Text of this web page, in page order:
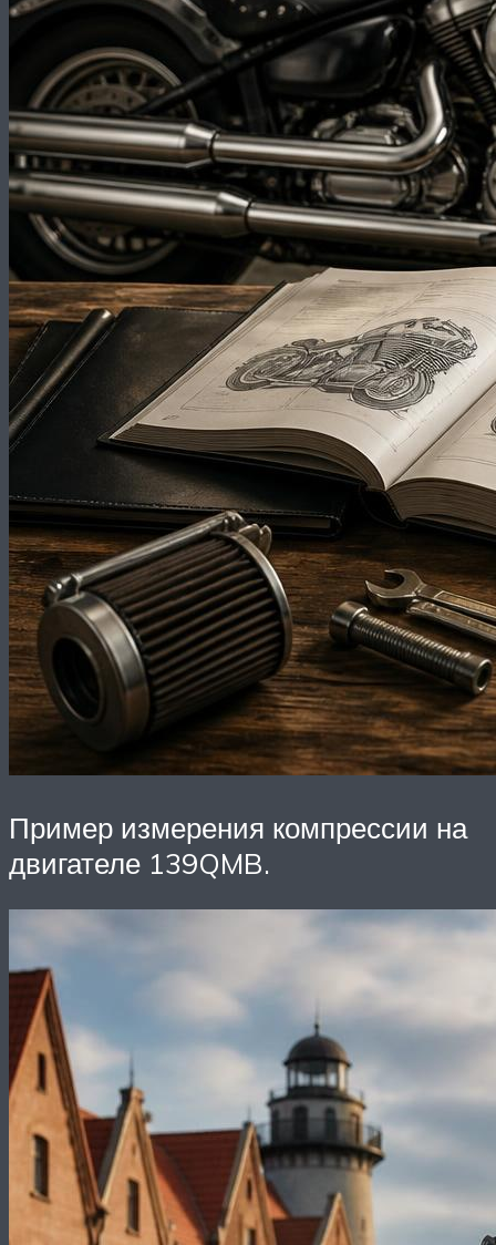
Пример измерения компрессии на
двигателе 139QMB.